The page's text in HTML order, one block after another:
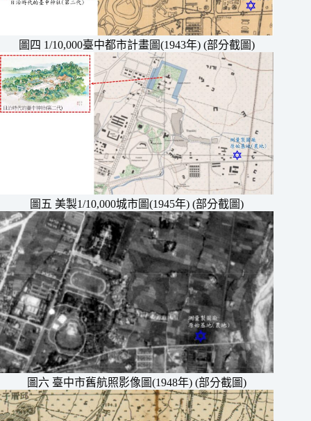
圖四 1/10,000臺中都市計畫圖(1943年) (部分截圖)
圖五 美製1/10,000城市圖(1945年) (部分截圖)
圖六 臺中市舊航照影像圖(1948年) (部分截圖)